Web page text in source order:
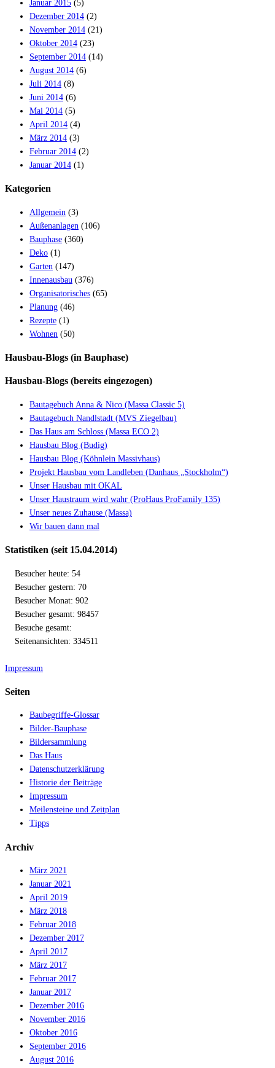
Januar 2015 (5)
Dezember 2014 (2)
November 2014 (21)
Oktober 2014 (23)
September 2014 (14)
August 2014 (6)
Juli 2014 (8)
Juni 2014 (6)
Mai 2014 (5)
April 2014 (4)
März 2014 (3)
Februar 2014 (2)
Januar 2014 (1)
Kategorien
Allgemein (3)
Außenanlagen (106)
Bauphase (360)
Deko (1)
Garten (147)
Innenausbau (376)
Organisatorisches (65)
Planung (46)
Rezepte (1)
Wohnen (50)
Hausbau-Blogs (in Bauphase)
Hausbau-Blogs (bereits eingezogen)
Bautagebuch Anna & Nico (Massa Classic 5)
Bautagebuch Nandlstadt (MVS Ziegelbau)
Das Haus am Schloss (Massa ECO 2)
Hausbau Blog (Budig)
Hausbau Blog (Köhnlein Massivhaus)
Projekt Hausbau vom Landleben (Danhaus „Stockholm“)
Unser Hausbau mit OKAL
Unser Haustraum wird wahr (ProHaus ProFamily 135)
Unser neues Zuhause (Massa)
Wir bauen dann mal
Statistiken (seit 15.04.2014)
Besucher heute: 54
Besucher gestern: 70
Besucher Monat: 902
Besucher gesamt: 98457
Besuche gesamt:
Seitenansichten: 334511
Impressum
Seiten
Baubegriffe-Glossar
Bilder-Bauphase
Bildersammlung
Das Haus
Datenschutzerklärung
Historie der Beiträge
Impressum
Meilensteine und Zeitplan
Tipps
Archiv
März 2021
Januar 2021
April 2019
März 2018
Februar 2018
Dezember 2017
April 2017
März 2017
Februar 2017
Januar 2017
Dezember 2016
November 2016
Oktober 2016
September 2016
August 2016